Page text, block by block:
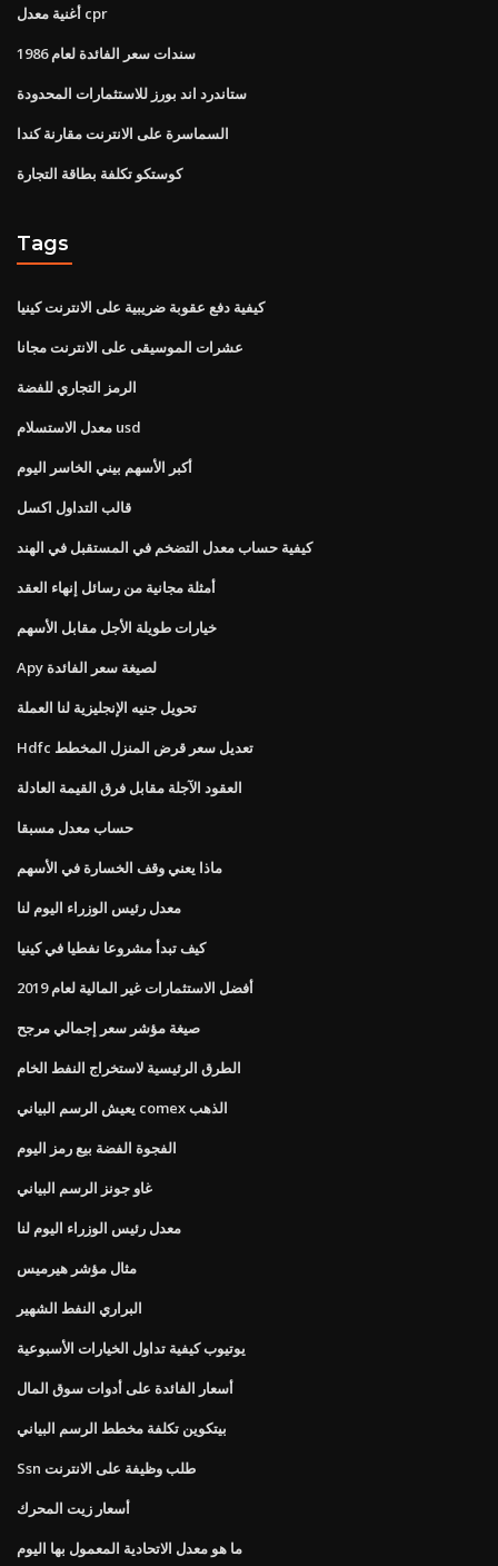
أغنية معدل cpr
سندات سعر الفائدة لعام 1986
ستاندرد اند بورز للاستثمارات المحدودة
السماسرة على الانترنت مقارنة كندا
كوستكو تكلفة بطاقة التجارة
Tags
كيفية دفع عقوبة ضريبية على الانترنت كينيا
عشرات الموسيقى على الانترنت مجانا
الرمز التجاري للفضة
معدل الاستسلام usd
أكبر الأسهم بيني الخاسر اليوم
قالب التداول اكسل
كيفية حساب معدل التضخم في المستقبل في الهند
أمثلة مجانية من رسائل إنهاء العقد
خيارات طويلة الأجل مقابل الأسهم
Apy لصيغة سعر الفائدة
تحويل جنيه الإنجليزية لنا العملة
Hdfc تعديل سعر قرض المنزل المخطط
العقود الآجلة مقابل فرق القيمة العادلة
حساب معدل مسبقا
ماذا يعني وقف الخسارة في الأسهم
معدل رئيس الوزراء اليوم لنا
كيف تبدأ مشروعا نفطيا في كينيا
أفضل الاستثمارات غير المالية لعام 2019
صيغة مؤشر سعر إجمالي مرجح
الطرق الرئيسية لاستخراج النفط الخام
يعيش الرسم البياني comex الذهب
الفجوة الفضة بيع رمز اليوم
غاو جونز الرسم البياني
معدل رئيس الوزراء اليوم لنا
مثال مؤشر هيرميس
البراري النفط الشهير
يوتيوب كيفية تداول الخيارات الأسبوعية
أسعار الفائدة على أدوات سوق المال
بيتكوين تكلفة مخطط الرسم البياني
Ssn طلب وظيفة على الانترنت
أسعار زيت المحرك
ما هو معدل الاتحادية المعمول بها اليوم